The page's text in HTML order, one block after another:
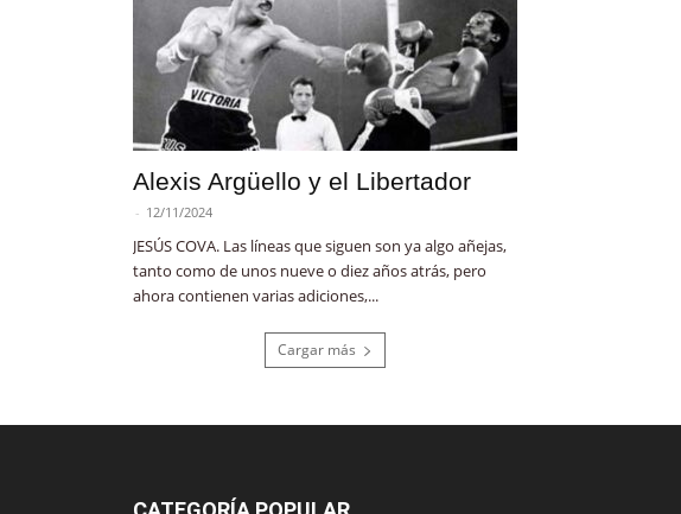
Alexis Argüello y el Libertador
- 12/11/2024
JESÚS COVA. Las líneas que siguen son ya algo añejas,
tanto como de unos nueve o diez años atrás, pero
ahora contienen varias adiciones,...
Cargar más